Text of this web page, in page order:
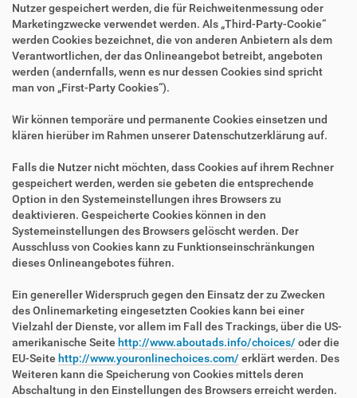
Nutzer gespeichert werden, die für Reichweitenmessung oder
Marketingzwecke verwendet werden. Als „Third-Party-Cookie“
werden Cookies bezeichnet, die von anderen Anbietern als dem
Verantwortlichen, der das Onlineangebot betreibt, angeboten
werden (andernfalls, wenn es nur dessen Cookies sind spricht
man von „First-Party Cookies“).
Wir können temporäre und permanente Cookies einsetzen und
klären hierüber im Rahmen unserer Datenschutzerklärung auf.
Falls die Nutzer nicht möchten, dass Cookies auf ihrem Rechner
gespeichert werden, werden sie gebeten die entsprechende
Option in den Systemeinstellungen ihres Browsers zu
deaktivieren. Gespeicherte Cookies können in den
Systemeinstellungen des Browsers gelöscht werden. Der
Ausschluss von Cookies kann zu Funktionseinschränkungen
dieses Onlineangebotes führen.
Ein genereller Widerspruch gegen den Einsatz der zu Zwecken
des Onlinemarketing eingesetzten Cookies kann bei einer
Vielzahl der Dienste, vor allem im Fall des Trackings, über die US-
amerikanische Seite http://www.aboutads.info/choices/ oder die
EU-Seite http://www.youronlinechoices.com/ erklärt werden. Des
Weiteren kann die Speicherung von Cookies mittels deren
Abschaltung in den Einstellungen des Browsers erreicht werden.